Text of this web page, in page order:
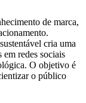
de marca,
cria uma
em redes sociais
O objetivo é
o público